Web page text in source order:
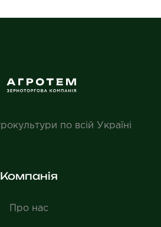
по всій Україні
Компанія
Про нас